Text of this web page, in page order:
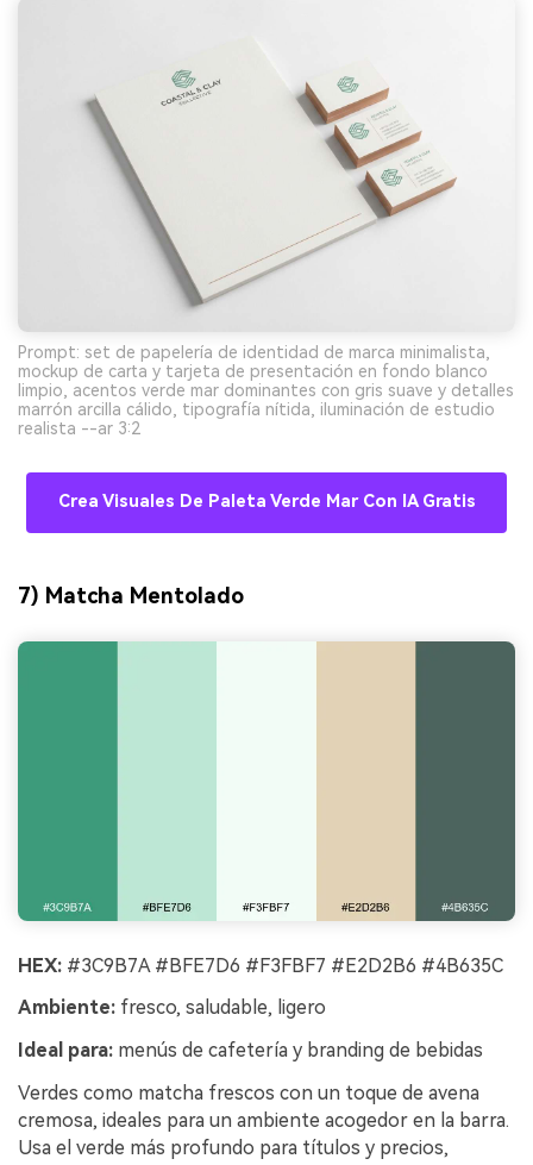
Prompt: set de papelería de identidad de marca minimalista,
mockup de carta y tarjeta de presentación en fondo blanco
limpio, acentos verde mar dominantes con gris suave y detalles
marrón arcilla cálido, tipografía nítida, iluminación de estudio
realista --ar 3:2
Crea Visuales De Paleta Verde Mar Con IA Gratis
7) Matcha Mentolado
HEX: #3C9B7A #BFE7D6 #F3FBF7 #E2D2B6 #4B635C
Ambiente: fresco, saludable, ligero
Ideal para: menús de cafetería y branding de bebidas
Verdes como matcha frescos con un toque de avena
cremosa, ideales para un ambiente acogedor en la barra.
Usa el verde más profundo para títulos y precios,